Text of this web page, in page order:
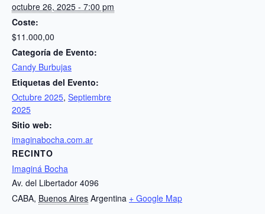
octubre 26, 2025 - 7:00 pm
Coste:
$11.000,00
Categoría de Evento:
Candy Burbujas
Etiquetas del Evento:
Octubre 2025, Septiembre
2025
Sitio web:
imaginabocha.com.ar
RECINTO
Imaginá Bocha
Av. del Libertador 4096
CABA, Buenos Aires Argentina + Google Map